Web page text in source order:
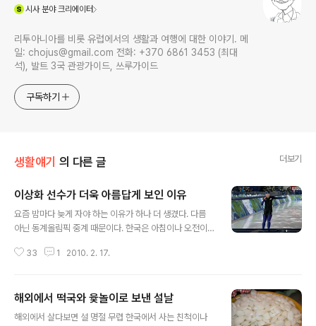
시사분야 크리에이터
리투아니아를 비롯 유럽에서의 생활과 여행에 대한 이야기. 메
일: chojus@gmail.com 전화: +370 6861 3453 (최대
석), 발트 3국 관광가이드, 쓰루가이드
구독하기
생활얘기 의 다른 글 더보기
이상화 선수가 더욱 아름답게 보인 이유
요즘 밤마다 늦게 자야 하는 이유가 하나 더 생겼다. 다름
아닌 동계올림픽 중계 때문이다. 한국은 아침이나 오전이
늦은 밤이다. 모태범 선수가 금메달을 획득할 때는 유로스
다음 중계센터로 볼 수 있다고 생각해 집에 하나 밖에 없는
IPTV 수신기를 침실에서 일하는 방으로 가져오지를 않았
33 1 2010. 2. 17.
해외에서 떡국와 윷놀이로 보낸 설날
해외에서 살다보면 설 명절 무렵 한국에서 사는 친척이나